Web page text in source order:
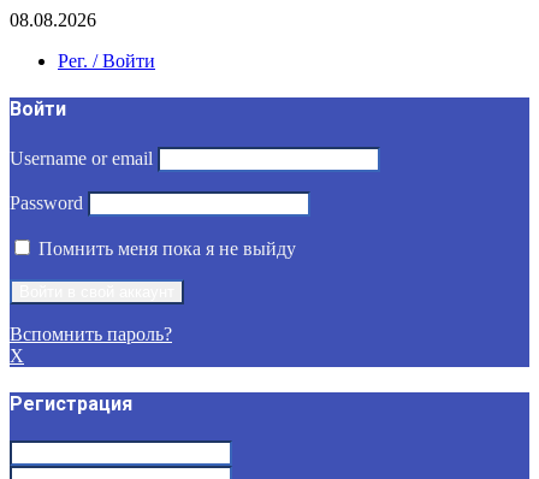
08.08.2026
Рег. / Войти
Войти
Username or email
Password
Помнить меня пока я не выйду
Вспомнить пароль?
X
Регистрация